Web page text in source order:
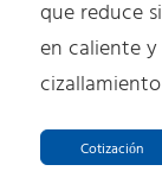
que reduce
en caliente
Cotización